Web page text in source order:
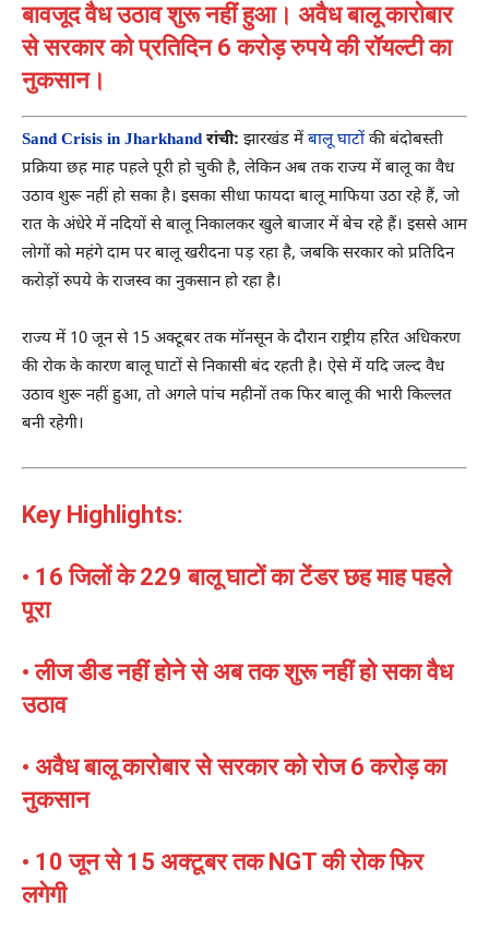
बावजूद वैध उठाव शुरू नहीं हुआ। अवैध बालू कारोबार
से सरकार को प्रतिदिन 6 करोड़ रुपये की रॉयल्टी का
नुकसान।
Sand Crisis in Jharkhand रांची: झारखंड मेंबालू घाटोंकी बंदोबस्ती
प्रक्रिया छह माह पहले पूरी हो चुकी है, लेकिन अब तक राज्य में बालू का वैध
उठाव शुरू नहीं हो सका है। इसका सीधा फायदा बालू माफिया उठा रहे हैं, जो
रात के अंधेरे में नदियों से बालू निकालकर खुले बाजार में बेच रहे हैं। इससे आम
लोगों को महंगे दाम पर बालू खरीदना पड़ रहा है, जबकि सरकार को प्रतिदिन
करोड़ों रुपये के राजस्व का नुकसान हो रहा है।
राज्य में 10 जून से 15 अक्टूबर तक मॉनसून के दौरानराष्ट्रीय हरित अधिकरण
की रोक के कारण बालू घाटों से निकासी बंद रहती है। ऐसे में यदि जल्द वैध
उठाव शुरू नहीं हुआ, तो अगले पांच महीनों तक फिर बालू की भारी किल्लत
बनी रहेगी।
Key Highlights:
• 16 जिलों के 229 बालू घाटों का टेंडर छह माह पहले
पूरा
• लीज डीड नहीं होने से अब तक शुरू नहीं हो सका वैध
उठाव
• अवैध बालू कारोबार से सरकार को रोज 6 करोड़ का
नुकसान
• 10 जून से 15 अक्टूबर तक NGT की रोक फिर
लगेगी